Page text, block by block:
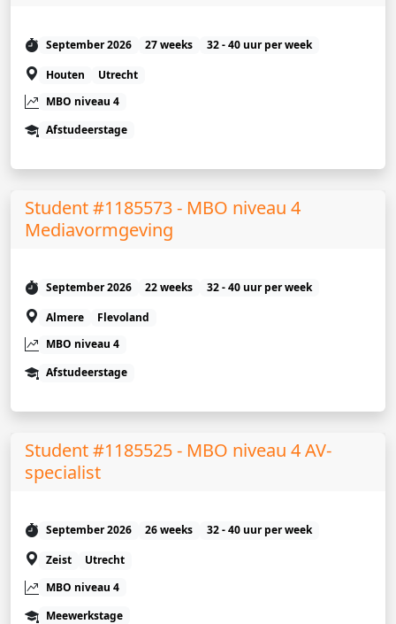
September 2026 27 weeks
32 - 40 uur per week
Houten
Utrecht
MBO niveau 4
Afstudeerstage
Student #1185573 - MBO niveau 4
Mediavormgeving
September 2026 22 weeks
32 - 40 uur per week
Almere
Flevoland
MBO niveau 4
Afstudeerstage
Student #1185525 - MBO niveau 4 AV-
specialist
September 2026 26 weeks
32 - 40 uur per week
Zeist
Utrecht
MBO niveau 4
Meewerkstage